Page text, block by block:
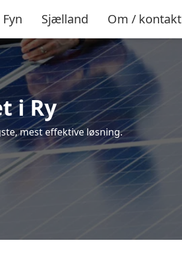
Fyn Sjælland Om / kontakt
i Ry
mest effektive løsning.